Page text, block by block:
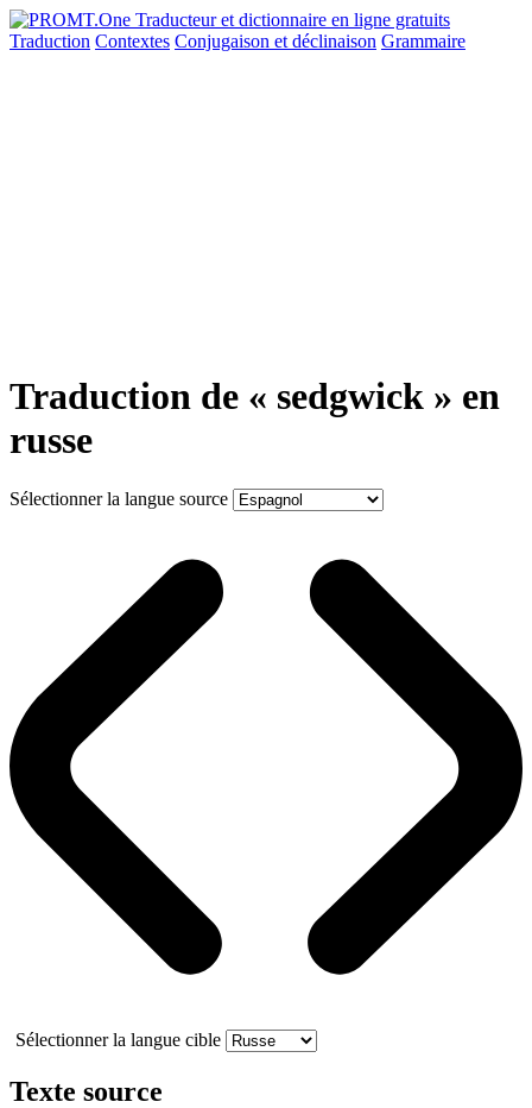
Traduction Contextes Conjugaison et déclinaison Grammaire
Traduction de « sedgwick » en
russe
Sélectionner la langue source
Sélectionner la langue cible
Texte source